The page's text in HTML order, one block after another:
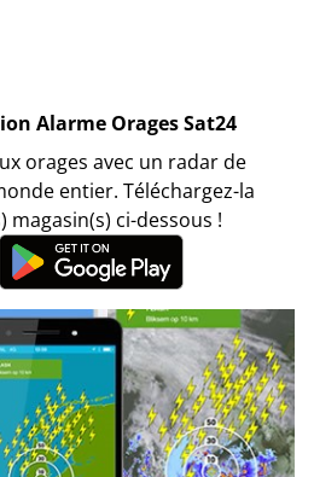
Alarme Orages Sat24
orages avec un radar de
entier. Téléchargez-la
ci-dessous !